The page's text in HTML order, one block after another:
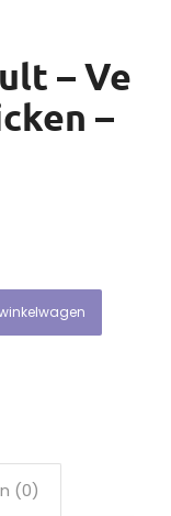
– Ve
–
(0)